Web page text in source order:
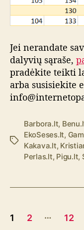
Jei nerandate
dalyvių sąraše,
pradėkite teikti
arba susisiekite
Ž
Barbora.lt,
EkoSeses.lt,
Kakava.lt,
Perlas.lt, Pigu.lt,
Į
1 2 … 12